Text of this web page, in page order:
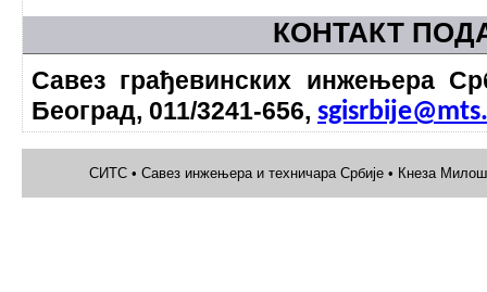
КОНТАКТ
Савез грађевинских инжењера
Београд, 011/3241-656, sgisrbije
СИТС • Савез инжењера и техничара Србије • Кнеза